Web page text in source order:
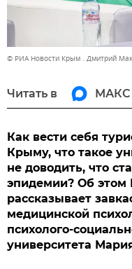
© РИА Новости Крым . Дмитрий
Читать в МАКС
Как вести себя
Крыму, что такое
не доводить, что
эпидемии? Об
рассказывает
медицинской
психолого-
университета